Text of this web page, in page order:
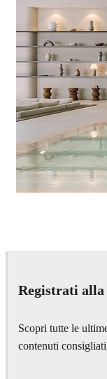
Registrati alla
Scopri tutte le
contenuti